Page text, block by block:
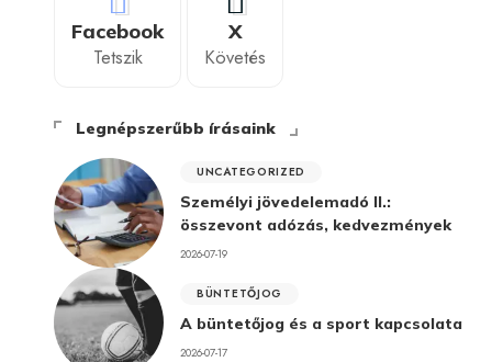
Facebook
Tetszik
X
Követés
Legnépszerűbb írásaink
UNCATEGORIZED
Személyi jövedelemadó II.:
összevont adózás, kedvezmények
2026-07-19
BÜNTETŐJOG
A büntetőjog és a sport kapcsolata
2026-07-17